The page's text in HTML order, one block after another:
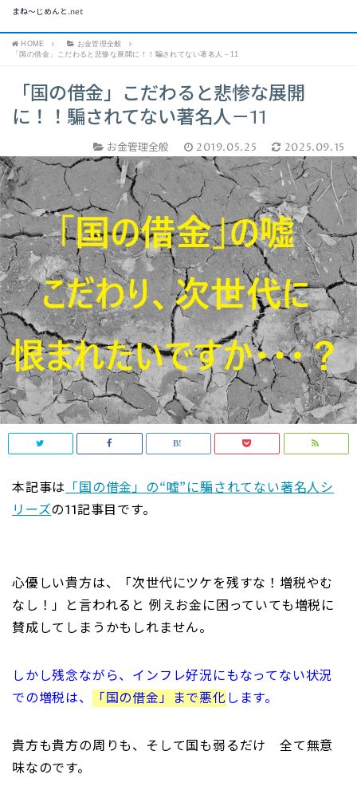
まね～じめんと.net
HOME
お金管理全般
「国の借金」こだわると悲惨な展開に！！騙されてない著名人－11
「国の借金」こだわると悲惨な展開
に！！騙されてない著名人－11
お金管理全般 2019.05.25 2025.09.15
本記事は 「国の借金」の“嘘”に騙されてない著名人シ
リーズの11記事目です。
心優しい貴方は、「次世代にツケを残すな！増税やむ
なし！」と言われると 例えお金に困っていても増税に
賛成してしまうかもしれません。
しかし残念ながら、インフレ好況にもなってない状況
での増税は、
「国の借金」まで悪化 します。
貴方も貴方の周りも、そして国も弱るだけ 全て無意
味なのです。